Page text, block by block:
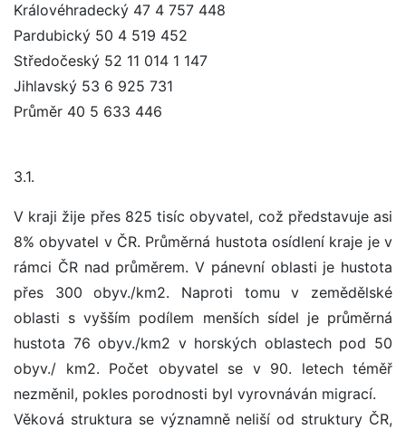
Královéhradecký 47 4 757 448
Pardubický 50 4 519 452
Středočeský 52 11 014 1 147
Jihlavský 53 6 925 731
Průměr 40 5 633 446
3.1.
V kraji žije přes 825 tisíc obyvatel, což představuje asi
8% obyvatel v ČR. Průměrná hustota osídlení kraje je v
rámci ČR nad průměrem. V pánevní oblasti je hustota
přes 300 obyv./km2. Naproti tomu v zemědělské
oblasti s vyšším podílem menších sídel je průměrná
hustota 76 obyv./km2 v horských oblastech pod 50
obyv./ km2. Počet obyvatel se v 90. letech téměř
nezměnil, pokles porodnosti byl vyrovnáván migrací.
Věková struktura se významně neliší od struktury ČR,